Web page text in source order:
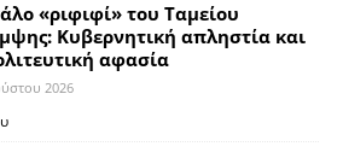
«ριφιφί» του Ταμείου
Κυβερνητική απληστία και
αφασία
2026